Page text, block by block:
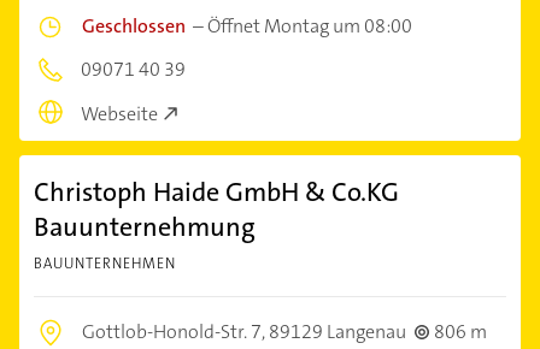
Geschlossen –Öffnet Montag um 08:00
09071 40 39
Webseite
Christoph Haide GmbH & Co.KG
Bauunternehmung
BAUUNTERNEHMEN
Gottlob-Honold-Str. 7,89129 Langenau
806 m